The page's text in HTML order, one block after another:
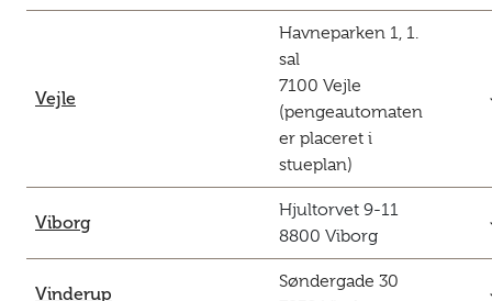
Vejle
Havneparken 1, 1.
sal
7100 Vejle
(pengeautomaten
er placeret i
stueplan)
Viborg
Hjultorvet 9-11
8800 Viborg
Vinderup
Søndergade 30